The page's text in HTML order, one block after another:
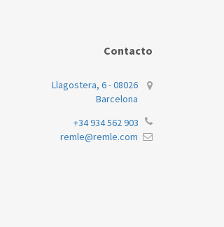
Contacto
Llagostera, 6 - 08026
Barcelona
+34 934 562 903
remle@remle.com